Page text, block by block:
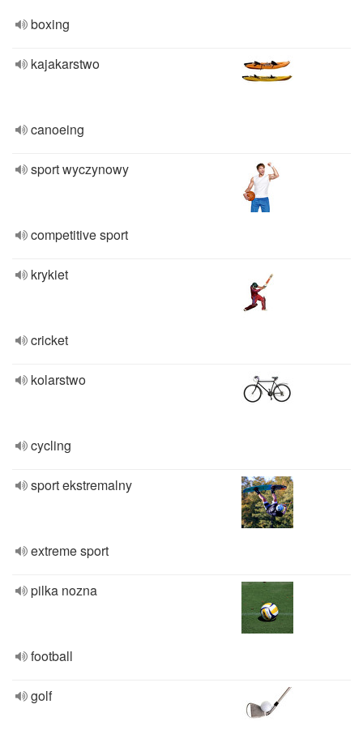
boxing
kajakarstwo
canoeing
sport wyczynowy
competitive sport
krykiet
cricket
kolarstwo
cycling
sport ekstremalny
extreme sport
pilka nozna
football
golf